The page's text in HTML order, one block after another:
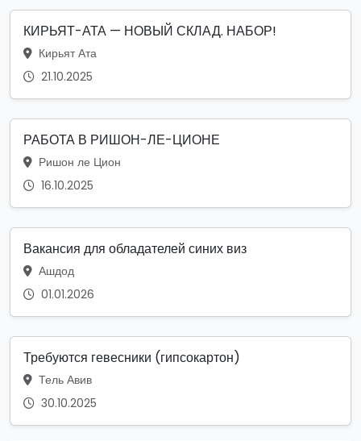
КИРЬЯТ-АТА — НОВЫЙ СКЛАД. НАБОР!
Кирьят Ата
21.10.2025
РАБОТА В РИШОН-ЛЕ-ЦИОНЕ
Ришон ле Цион
16.10.2025
Вакансия для обладателей синих виз
Ашдод
01.01.2026
Требуются гевесники (гипсокартон)
Тель Авив
30.10.2025